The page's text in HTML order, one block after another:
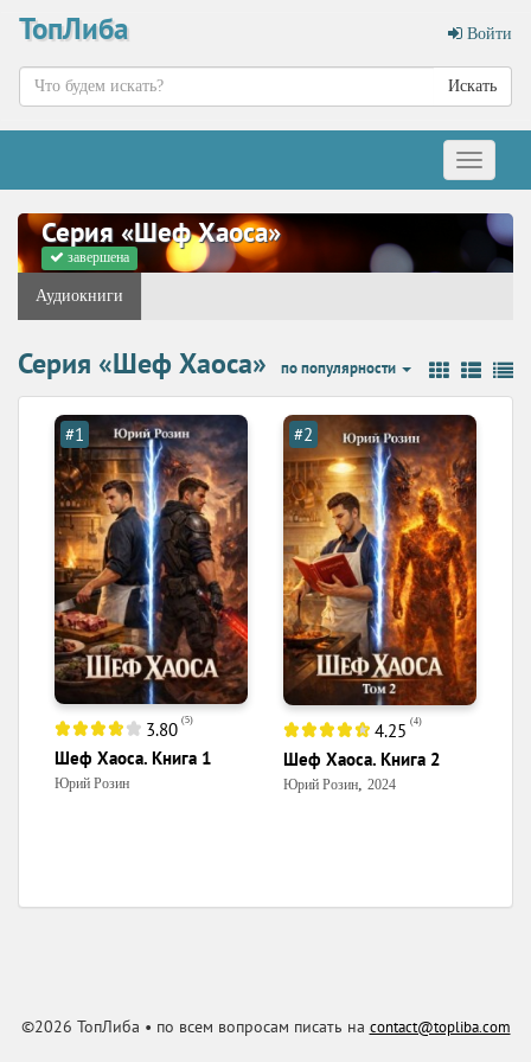
ТопЛиба Войти
Искать
Меню
Серия «Шеф Хаоса»
завершена
Аудиокниги
Серия «Шеф Хаоса» по популярности
#1
3.80 (5)
Шеф Хаоса. Книга 1
Юрий Розин
#2
4.25 (4)
Шеф Хаоса. Книга 2
Юрий Розин 2024
©2026 ТопЛиба • по всем вопросам писать на contact@topliba.com